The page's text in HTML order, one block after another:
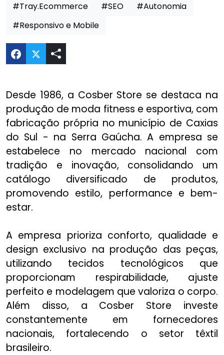
#Tray.Ecommerce #SEO
#Autonomia
#Responsivo e Mobile
Compartilhar E-commerce Cosber Store no
Desde 1986, a Cosber Store se destaca na
produção de moda fitness e esportiva, com
fabricação própria no município de Caxias
do Sul - na Serra Gaúcha. A empresa se
estabelece no mercado nacional com
tradição e inovação, consolidando um
catálogo diversificado de produtos,
promovendo estilo, performance e bem-
estar.
A empresa prioriza conforto, qualidade e
design exclusivo na produção das peças,
utilizando tecidos tecnológicos que
proporcionam respirabilidade, ajuste
perfeito e modelagem que valoriza o corpo.
Além disso, a Cosber Store investe
constantemente em fornecedores
nacionais, fortalecendo o setor têxtil
brasileiro.